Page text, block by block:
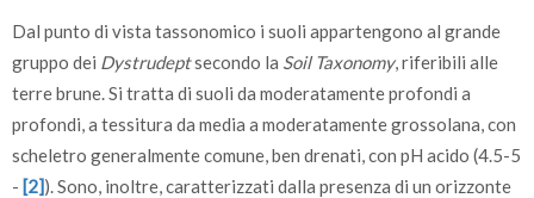
Dal punto di vista tassonomico i suoli appartengono al grande
gruppo dei Dystrudeptsecondo la Soil Taxonomy, riferibili alle
terre brune. Si tratta di suoli da moderatamente profondi a
profondi, a tessitura da media a moderatamente grossolana, con
scheletro generalmente comune, ben drenati, con pH acido (4.5-5
- [2]). Sono, inoltre, caratterizzati dalla presenza di un orizzonte